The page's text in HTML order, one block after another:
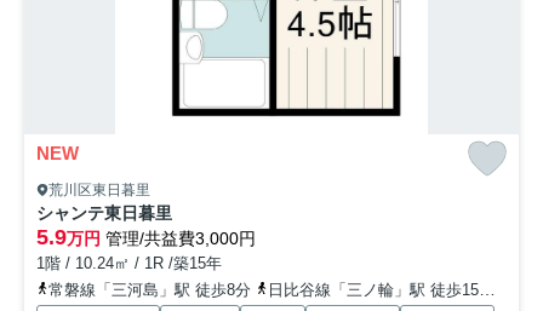
NEW
荒川区東日暮里
シャンテ東日暮里
5.9万円 管理/共益費3,000円
1階 / 10.24㎡ / 1R /築15年
常磐線「三河島」駅 徒歩8分
日比谷線「三ノ輪」駅 徒歩15分